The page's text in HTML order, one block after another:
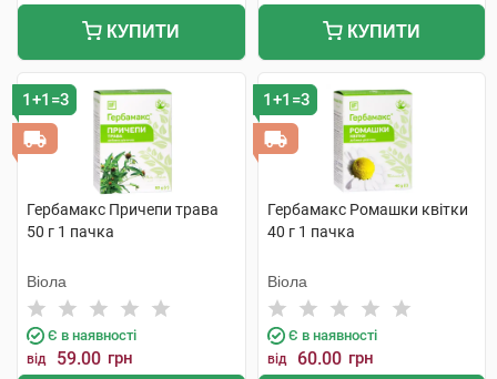
КУПИТИ КУПИТИ
1+1=3
Гербамакс Причепи трава
50 г 1 пачка
Віола
Є в наявності
від 59.00 грн
1+1=3
Гербамакс Ромашки квітки
40 г 1 пачка
Віола
Є в наявності
від 60.00 грн